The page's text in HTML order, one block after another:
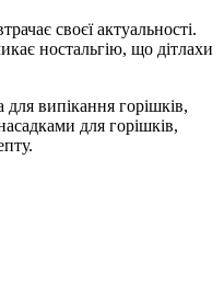
своєї актуальності.
ностальгію, що дітлахи
випікання горішків,
для горішків,